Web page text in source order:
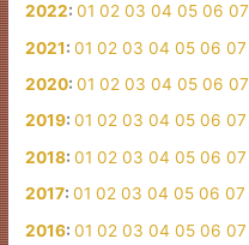
2022:01 02 03 04 05 06 07
2021:01 02 03 04 05 06 07
2020:01 02 03 04 05 06 07
2019:01 02 03 04 05 06 07
2018:01 02 03 04 05 06 07
2017:01 02 03 04 05 06 07
2016:01 02 03 04 05 06 07